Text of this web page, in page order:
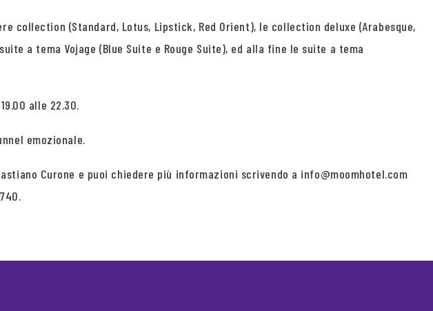
(Standard, Lotus, Lipstick, Red Orient), le collection deluxe (Arabesque,
a tema Vojage (Blue Suite e Rouge Suite), ed alla fine le suite a tema
alle 22.30.
emozionale.
Curone e puoi chiedere più informazioni scrivendo a info@moomhotel.com